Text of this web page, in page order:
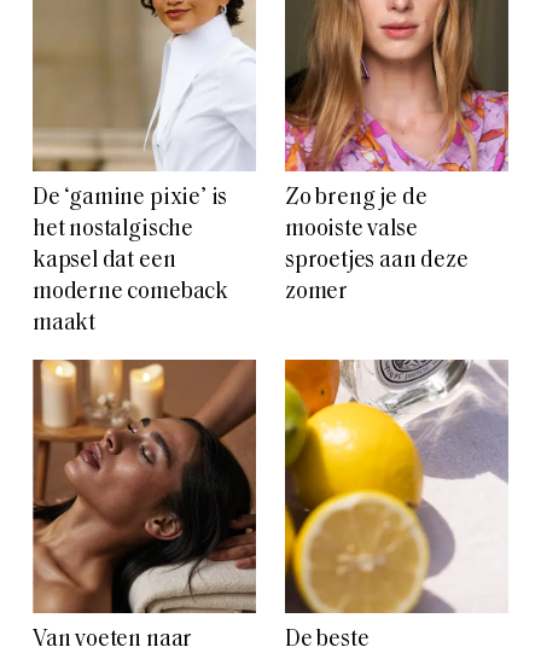
De ‘gamine pixie’ is
het nostalgische
kapsel dat een
moderne comeback
maakt
Zo breng je de
mooiste valse
sproetjes aan deze
zomer
Van voeten naar
De beste